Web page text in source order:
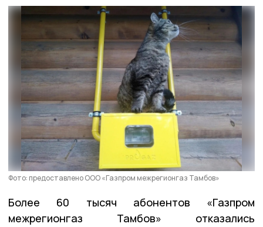
Фото: предоставлено ООО «Газпром межрегионгаз Тамбов»
Более 60 тысяч абонентов «Газпром
межрегионгаз Тамбов» отказались